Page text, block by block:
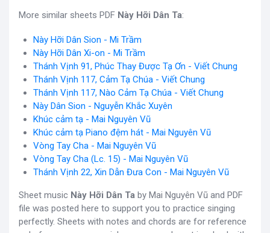
More similar sheets PDF Này Hỡi Dân Ta:
Này Hỡi Dân Sion - Mi Trầm
Này Hỡi Dân Xi-on - Mi Trầm
Thánh Vịnh 91, Phúc Thay Được Tạ Ơn - Viết Chung
Thánh Vịnh 117, Cảm Tạ Chúa - Viết Chung
Thánh Vịnh 117, Nào Cảm Tạ Chúa - Viết Chung
Này Dân Sion - Nguyễn Khắc Xuyên
Khúc cảm tạ - Mai Nguyên Vũ
Khúc cảm tạ Piano đệm hát - Mai Nguyên Vũ
Vòng Tay Cha - Mai Nguyên Vũ
Vòng Tay Cha (Lc. 15) - Mai Nguyên Vũ
Thánh Vịnh 22, Xin Dẫn Đưa Con - Mai Nguyên Vũ
Sheet music Này Hỡi Dân Ta by Mai Nguyên Vũ and PDF
file was posted here to support you to practice singing
perfectly. Sheets with notes and chords are for reference